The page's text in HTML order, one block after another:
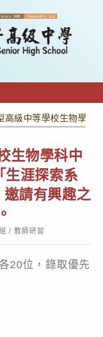
高級中等學校生物學科
生物學科中
生涯探索系
請有興趣之
/ 教師研習
20位，錄取優先